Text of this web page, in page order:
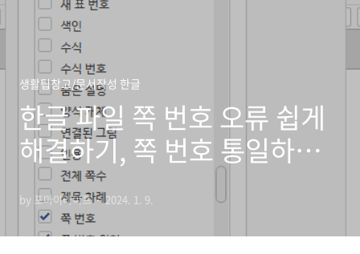
생활팁창고/문서작성 한글
한글 파일 쪽 번호 오류 쉽게
해결하기, 쪽 번호 통일하기,
구역 설정하기
by 포마이라이프 2024. 1. 9.